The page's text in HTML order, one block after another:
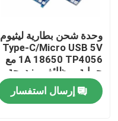
الصفحة الرئيسية
منتجات
وحدة شحن بطارية ليثيوم
Type-C/Micro USB 5V
1A 18650 TP4056 مع
حماية ووظائف مزدوجة
إرسال استفسار